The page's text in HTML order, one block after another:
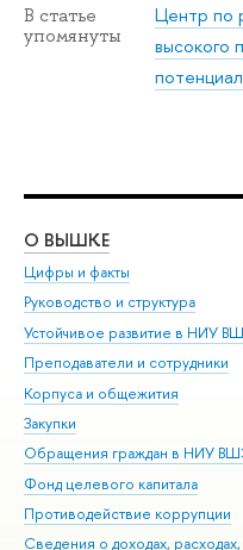
В статье
упомянуты
Центр по
высокого
О ВЫШКЕ
Цифры и факты
Руководство и структура
Устойчивое развитие в НИУ
Преподаватели и сотрудники
Корпуса и общежития
Закупки
Обращения граждан в НИУ
Фонд целевого капитала
Противодействие коррупции
Сведения о доходах,